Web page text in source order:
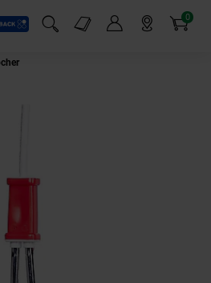
Suchfeld einblenden
Markt-Angebote 0
Artikel